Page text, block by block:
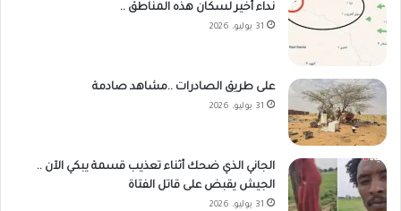
نداء أخير لسكان هذه المناطق ..
31 يوليو، 2026
على طريق الصادرات ..مشاهد صادمة
31 يوليو، 2026
الجاني الذي ضحك أثناء تعذيب قسمة يبكي الآن ..
الجيش يقبض على قاتل الفتاة
31 يوليو، 2026